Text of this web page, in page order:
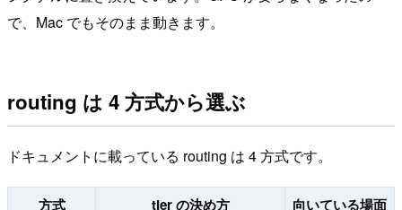
で、Mac でもそのまま動きます。
routing は 4 方式から選ぶ
ドキュメントに載っている routing は 4 方式です。
方式 tier の決め方 向いている場面